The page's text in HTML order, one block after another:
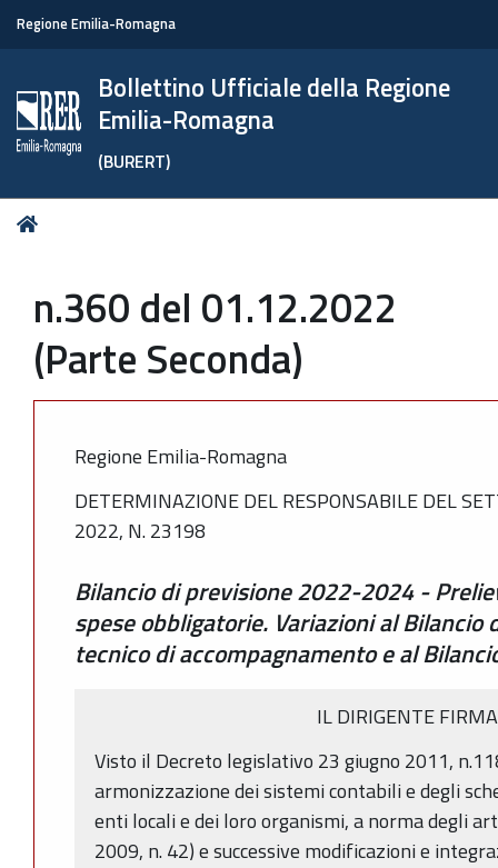
Regione Emilia-Romagna
Bollettino Ufficiale della Regione
Emilia-Romagna
(BURERT)
Tu
n.360 del 01.12.2022
(Parte Seconda)
Regione Emilia-Romagna
DETERMINAZIONE DEL RESPONSABILE DEL
2022, N. 23198
Bilancio di previsione 2022-2024 -
spese obbligatorie. Variazioni al Bilancio
tecnico di accompagnamento e al
IL DIRIGENTE
Visto il Decreto legislativo 23 giugno 2011,
armonizzazione dei sistemi contabili e degli
enti locali e dei loro organismi, a norma degli
2009, n. 42) e successive modificazioni e